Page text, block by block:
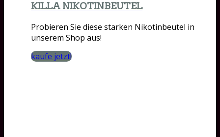
KILLA NIKOTINBEUTEL
Probieren Sie diese starken Nikotinbeutel in
unserem Shop aus!
kaufe jetzt!